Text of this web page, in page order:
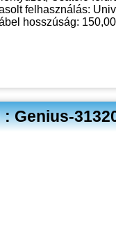
felhasználás:
hosszúság:
Genius-